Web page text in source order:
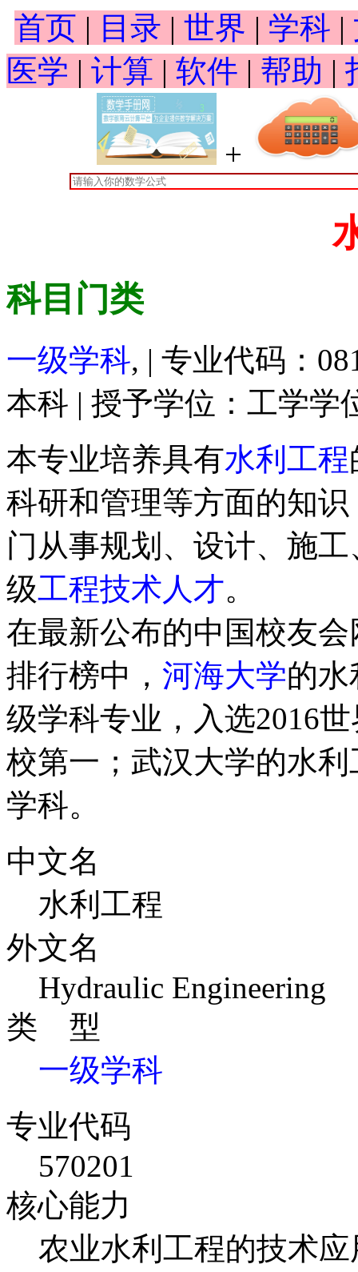
首页 | 目录 | 世界 | 学科 |
医学 | 计算 | 软件 | 帮助 |
+
科目门类
一级学科, | 专业代码：
本科 | 授予学位：工学学
本专业培养具有水利工程
科研和管理等方面的知
门从事规划、设计、施
级工程技术人才。
在最新公布的中国校友
排行榜中， 河海大学的水
级学科专业，入选2016
校第一；武汉大学的水
学科。
中文名
水利工程
外文名
Hydraulic Engineering
类 型
一级学科
专业代码
570201
核心能力
农业水利工程的技术应